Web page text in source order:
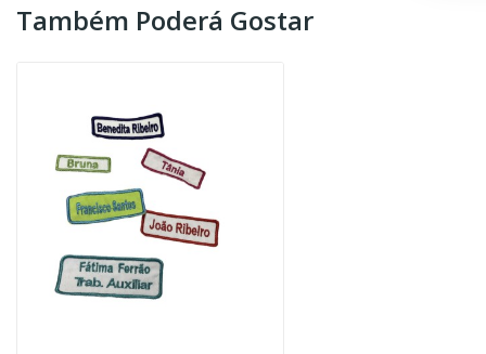
Também Poderá Gostar